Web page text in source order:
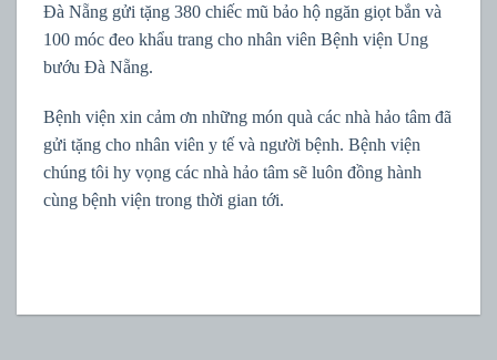
Đà Nẵng gửi tặng 380 chiếc mũ bảo hộ ngăn giọt bắn và
100 móc đeo khẩu trang cho nhân viên Bệnh viện Ung
bướu Đà Nẵng.
Bệnh viện xin cảm ơn những món quà các nhà hảo tâm đã
gửi tặng cho nhân viên y tế và người bệnh. Bệnh viện
chúng tôi hy vọng các nhà hảo tâm sẽ luôn đồng hành
cùng bệnh viện trong thời gian tới.